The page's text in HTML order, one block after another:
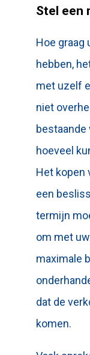
Stel een
Hoe graag
hebben,
met uzelf
niet
bestaande
hoeveel
Het kopen
een
termijn
om met
maximale
dat de
komen.